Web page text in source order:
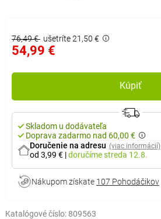
76,49 € ušetríte 21,50 €
54,99 €
Kúpiť
Skladom u dodávateľa
Doprava zadarmo nad 60,00 €
Doručenie na adresu (viac informácií)
od 3,99 € |doručímestreda 12.8.
Nákupom získate 107 Pohodáčikov
Katalógové číslo: 809563